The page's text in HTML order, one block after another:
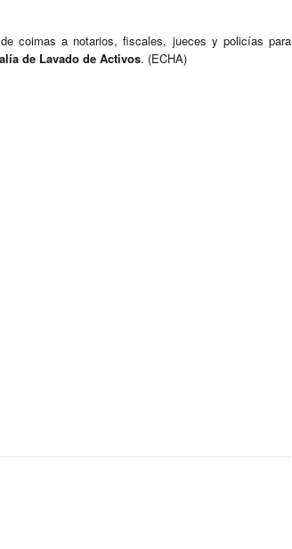
coimas a notarios, fiscales, jueces y policías para
de Lavado de Activos. (ECHA)